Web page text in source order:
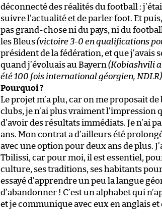
déconnecté des réalités du football :
suivre l’actualité et de parler foot. Et
pas grand-chose ni du pays, ni du
les Bleus(victoire 3-0 en qualifications
président de la fédération, et que j’avais
quand j’évoluais au Bayern (Kobiashvili a
été 100 fois international géorgien, NDLR)
Pourquoi ?
Le projet m’a plu, car on me proposait
clubs, je n’ai plus vraiment l’impression
d’avoir des résultats immédiats. Je n’ai
ans. Mon contrat a d’ailleurs été
avec une option pour deux ans de plus.
Tbilissi, car pour moi, il est essentiel,
culture, ses traditions, ses habitants
essayé d’apprendre un peu la langue
d’abandonner ! C’est un alphabet qui
et je communique avec eux en anglais